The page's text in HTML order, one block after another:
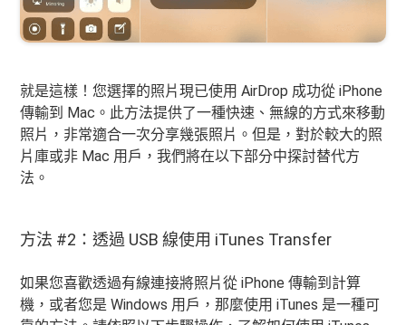
就是這樣！您選擇的照片現已使用 AirDrop 成功從 iPhone
傳輸到 Mac。此方法提供了一種快速、無線的方式來移動
照片，非常適合一次分享幾張照片。但是，對於較大的照
片庫或非 Mac 用戶，我們將在以下部分中探討替代方
法。
方法 #2：透過 USB 線使用 iTunes Transfer
如果您喜歡透過有線連接將照片從 iPhone 傳輸到計算
機，或者您是 Windows 用戶，那麼使用 iTunes 是一種可